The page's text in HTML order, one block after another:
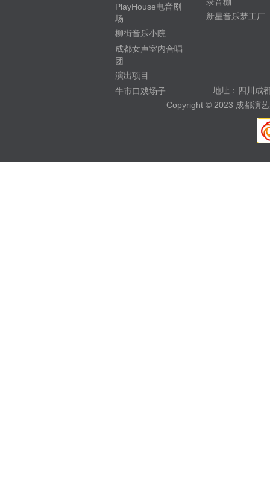
PlayHouse电音剧
场
柳街音乐小院
成都女声室内合唱
团
演出项目
牛市口戏场子
新星音乐梦工厂
地址：四川成
Copyright © 2023 成都演